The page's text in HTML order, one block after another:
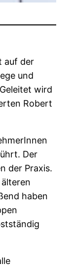
auf der
und
wird
Robert
Der
der Praxis.
haben